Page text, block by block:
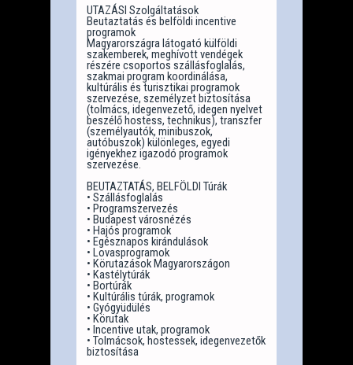
UTAZÁSI Szolgáltatások
Beutaztatás és belföldi incentive
programok
Magyarországra látogató külföldi
szakemberek, meghívott vendégek
részére csoportos szállásfoglalás,
szakmai program koordinálása,
kultúrális és turisztikai programok
szervezése, személyzet biztosítása
(tolmács, idegenvezető, idegen nyelvet
beszélő hostess, technikus), transzfer
(személyautók, minibuszok,
autóbuszok) különleges, egyedi
igényekhez igazodó programok
szervezése.
BEUTAZTATÁS, BELFÖLDI Túrák
• Szállásfoglalás
• Programszervezés
• Budapest városnézés
• Hajós programok
• Egésznapos kirándulások
• Lovasprogramok
• Körutazások Magyarországon
• Kastélytúrák
• Bortúrák
• Kultúrális túrák, programok
• Gyógyüdülés
• Körutak
• Incentive utak, programok
• Tolmácsok, hostessek, idegenvezetők
biztosítása